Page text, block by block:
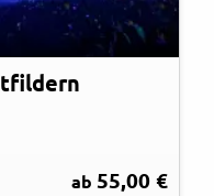
ab 55,00 €